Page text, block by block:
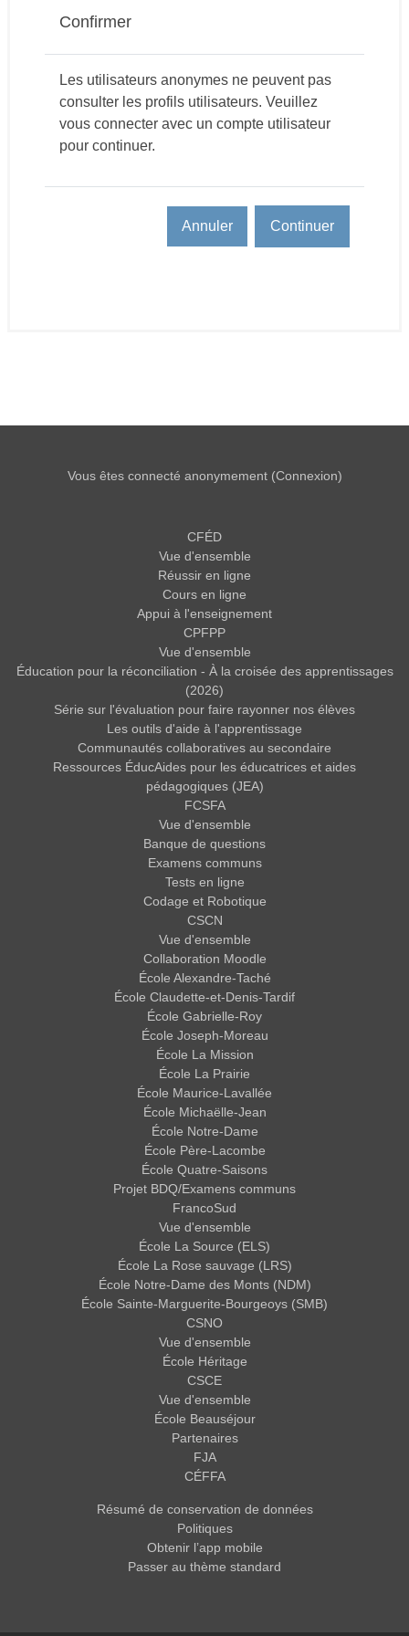
Confirmer
Les utilisateurs anonymes ne peuvent pas
consulter les profils utilisateurs. Veuillez
vous connecter avec un compte utilisateur
pour continuer.
Annuler Continuer
Vous êtes connecté anonymement (Connexion)
CFÉD
Vue d'ensemble
Réussir en ligne
Cours en ligne
Appui à l'enseignement
CPFPP
Vue d'ensemble
Éducation pour la réconciliation - À la croisée des apprentissages
(2026)
Série sur l'évaluation pour faire rayonner nos élèves
Les outils d'aide à l'apprentissage
Communautés collaboratives au secondaire
Ressources ÉducAides pour les éducatrices et aides
pédagogiques (JEA)
FCSFA
Vue d'ensemble
Banque de questions
Examens communs
Tests en ligne
Codage et Robotique
CSCN
Vue d'ensemble
Collaboration Moodle
École Alexandre-Taché
École Claudette-et-Denis-Tardif
École Gabrielle-Roy
École Joseph-Moreau
École La Mission
École La Prairie
École Maurice-Lavallée
École Michaëlle-Jean
École Notre-Dame
École Père-Lacombe
École Quatre-Saisons
Projet BDQ/Examens communs
FrancoSud
Vue d'ensemble
École La Source (ELS)
École La Rose sauvage (LRS)
École Notre-Dame des Monts (NDM)
École Sainte-Marguerite-Bourgeoys (SMB)
CSNO
Vue d'ensemble
École Héritage
CSCE
Vue d'ensemble
École Beauséjour
Partenaires
FJA
CÉFFA
Résumé de conservation de données
Politiques
Obtenir l’app mobile
Passer au thème standard